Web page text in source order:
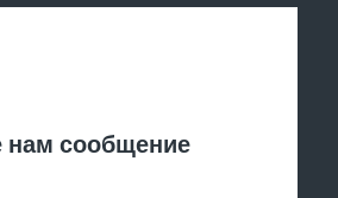
нам сообщение